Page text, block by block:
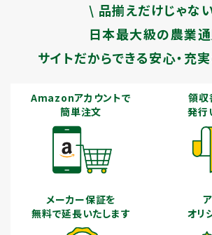
\ 品揃えだけじゃな
日本最大級の農業
サイトだからできる安心・充
Amazonアカウントで
簡単注文
領収
発行
メーカー保証を
無料で延長いたします
オリ